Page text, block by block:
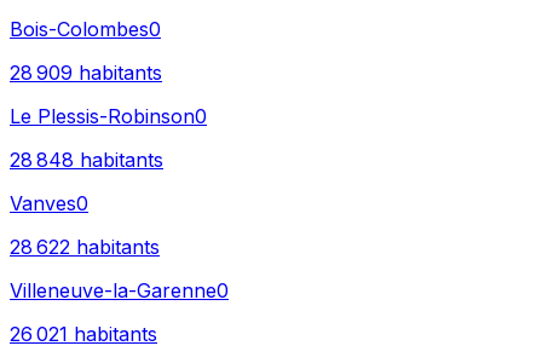
Bois-Colombes0
28 909 habitants
Le Plessis-Robinson0
28 848 habitants
Vanves0
28 622 habitants
Villeneuve-la-Garenne0
26 021 habitants